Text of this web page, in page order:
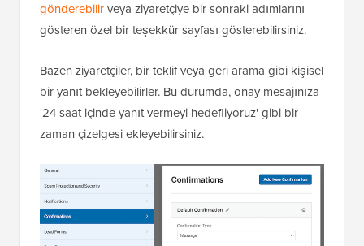
gönderebilirveya ziyaretçiye bir sonraki adımlarını
gösteren özel bir teşekkür sayfası gösterebilirsiniz.
Bazen ziyaretçiler, bir teklif veya geri arama gibi kişisel
bir yanıt bekleyebilirler. Bu durumda, onay mesajınıza
'24 saat içinde yanıt vermeyi hedefliyoruz' gibi bir
zaman çizelgesi ekleyebilirsiniz.